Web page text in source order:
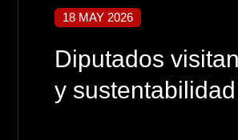
18 MAY 2026
Diputados
y sustentabilidad